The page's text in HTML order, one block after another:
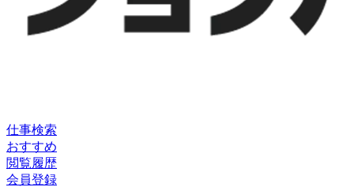
仕事検索
おすすめ
閲覧履歴
会員登録